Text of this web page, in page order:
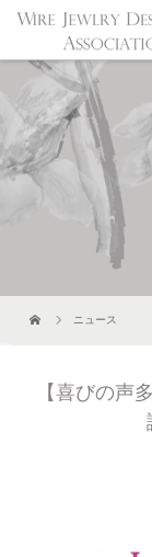
ニュース
【喜びの声